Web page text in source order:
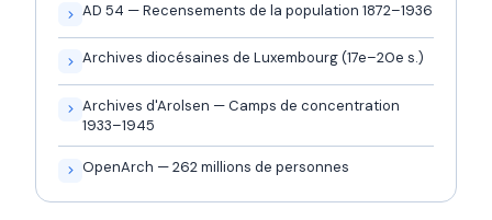
AD 54 — Recensements de la population 1872–1936
Archives diocésaines de Luxembourg (17e–20e s.)
Archives d'Arolsen — Camps de concentration
1933–1945
OpenArch — 262 millions de personnes